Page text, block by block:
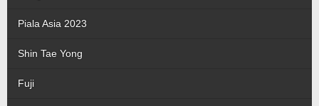
Piala Asia 2023
Shin Tae Yong
Fuji